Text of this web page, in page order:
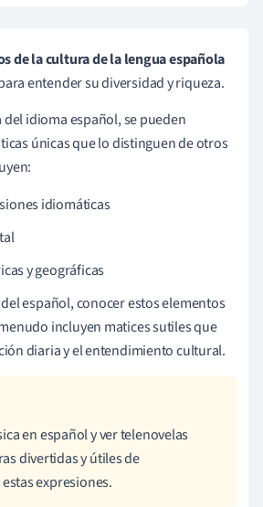
de la cultura de la lengua española
entender su diversidad y riqueza.
idioma español, se pueden
únicas que lo distinguen de otros
idiomáticas
y geográficas
español, conocer estos elementos
incluyen matices sutiles que
diaria y el entendimiento cultural.
en español y ver telenovelas
divertidas y útiles de
expresiones.